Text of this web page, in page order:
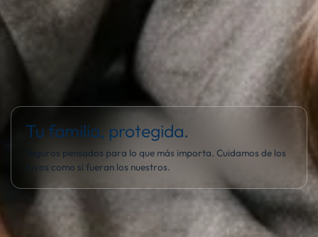
Tu familia, protegida.
Seguros pensados para lo que más importa. Cuidamos de los
tuyos como si fueran los nuestros.